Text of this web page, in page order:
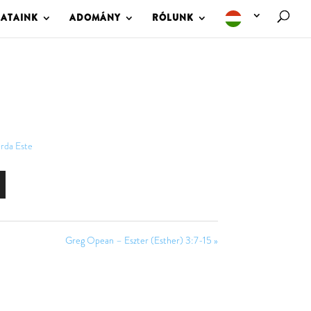
ADOMÁNY RÓLUNK
Este
Greg Opean – Eszter (Esther) 3:7-15 »